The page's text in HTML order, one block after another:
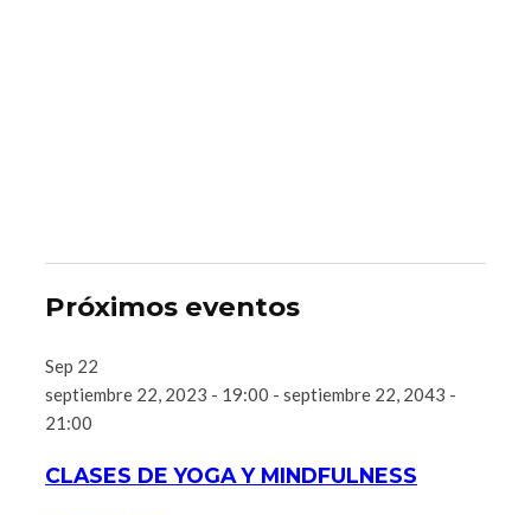
Próximos eventos
Sep 22
septiembre 22, 2023 - 19:00 - septiembre 22, 2043 -
21:00
CLASES DE YOGA Y MINDFULNESS